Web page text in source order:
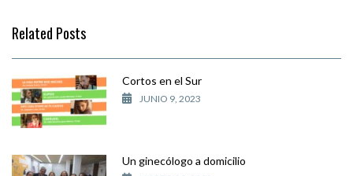
Related Posts
Cortos en el Sur
JUNIO 9, 2023
Un ginecólogo a domicilio